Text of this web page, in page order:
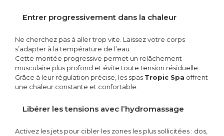
Entrer progressivement dans la chaleur
Ne cherchez pas à aller trop vite. Laissez votre corps
s’adapter à la température de l’eau.
Cette montée progressive permet un relâchement
musculaire plus profond et évite toute tension résiduelle.
Grâce à leur régulation précise, les spas Tropic Spa offrent
une chaleur constante et confortable.
Libérer les tensions avec l’hydromassage
Activez les jets pour cibler les zones les plus sollicitées : dos,